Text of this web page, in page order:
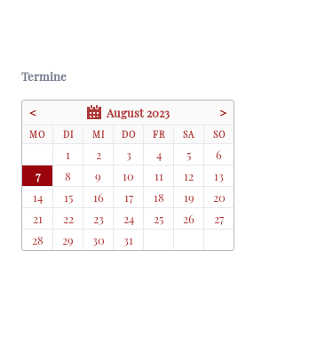
Termine
< August 2023 >
MONTAGDIENSTAG
MITTWOCH
DONNERSTAG
FREITAG
SAMSTAG
SONNTAG
1 2 3 4 5
6
7
8 9 10 11 12
13
14
15 16 17 18 19
20
21
22 23 24 25 26
27
28
29 30 31